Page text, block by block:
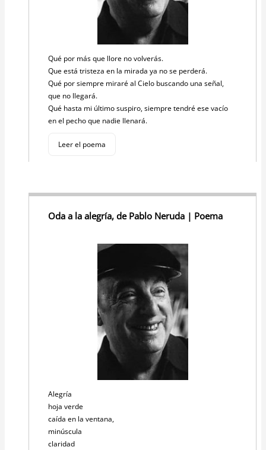
Qué por más que llore no volverás.
Que está tristeza en la mirada ya no se perderá.
Qué por siempre miraré al Cielo buscando una señal,
que no llegará.
Qué hasta mi último suspiro, siempre tendré ese vacío
en el pecho que nadie llenará.
Leer el poema
Oda a la alegría, de Pablo Neruda | Poema
Alegría
hoja verde
caída en la ventana,
minúscula
claridad